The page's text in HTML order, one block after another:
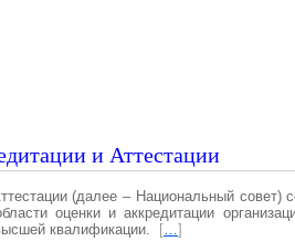
и Аттестации
(далее – Национальный совет)
оценки и аккредитации
квалификации.
[…]